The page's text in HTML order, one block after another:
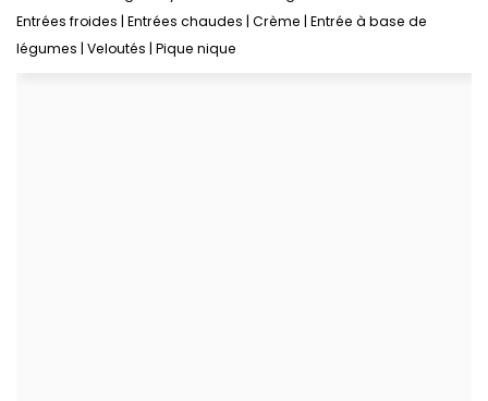
Entrées froides Entrées chaudes Crème Entrée à base de
légumes Veloutés Pique nique